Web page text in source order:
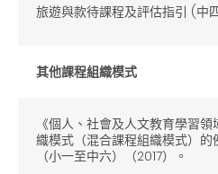
旅遊與款待課程及評估指引 (中
其他課程組織模式
《個人、社會及人文教育學習
織模式（混合課程組織模式）
（小一至中六）（2017）。